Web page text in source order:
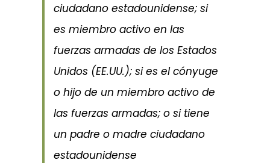
ciudadano estadounidense; si
es miembro activo en las
fuerzas armadas de los Estados
Unidos (EE.UU.); si es el cónyuge
o hijo de un miembro activo de
las fuerzas armadas; o si tiene
un padre o madre ciudadano
estadounidense